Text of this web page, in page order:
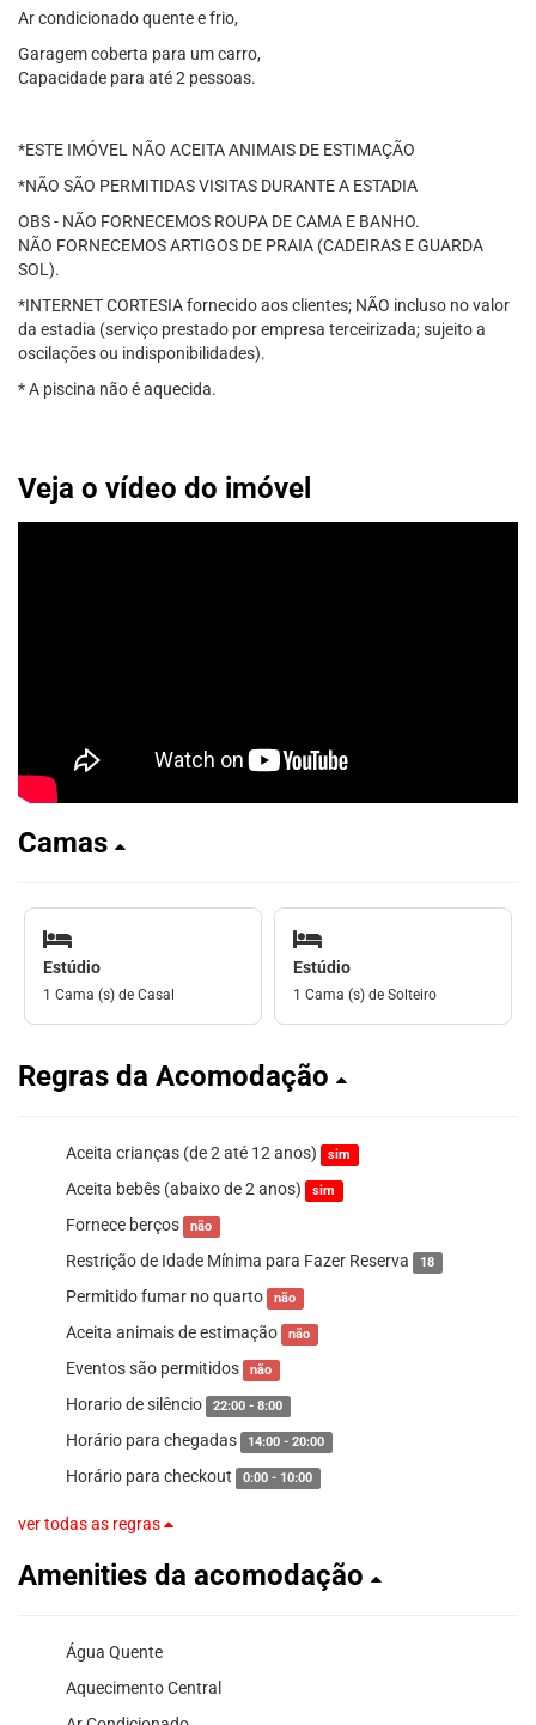
Ar condicionado quente e frio,
Garagem coberta para um carro,
Capacidade para até 2 pessoas.
*ESTE IMÓVEL NÃO ACEITA ANIMAIS DE ESTIMAÇÃO
*NÃO SÃO PERMITIDAS VISITAS DURANTE A ESTADIA
OBS - NÃO FORNECEMOS ROUPA DE CAMA E BANHO.
NÃO FORNECEMOS ARTIGOS DE PRAIA (CADEIRAS E GUARDA
SOL).
*INTERNET CORTESIA fornecido aos clientes; NÃO incluso no valor
da estadia (serviço prestado por empresa terceirizada; sujeito a
oscilações ou indisponibilidades).
* A piscina não é aquecida.
Veja o vídeo do imóvel
Camas
Estúdio
1 Cama (s) de Casal
Estúdio
1 Cama (s) de Solteiro
Regras da Acomodação
Aceita crianças (de 2 até 12 anos) sim
Aceita bebês (abaixo de 2 anos) sim
Fornece berços não
Restrição de Idade Mínima para Fazer Reserva 18
Permitido fumar no quarto não
Aceita animais de estimação não
Eventos são permitidos não
Horario de silêncio 22:00 - 8:00
Horário para chegadas 14:00 - 20:00
Horário para checkout 0:00 - 10:00
ver todas as regras
Amenities da acomodação
Água Quente
Aquecimento Central